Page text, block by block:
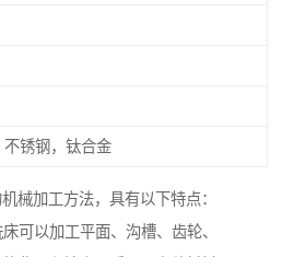
锈钢，钛合金
械加工方法，具有以下特点：
可以加工平面、沟槽、齿轮、